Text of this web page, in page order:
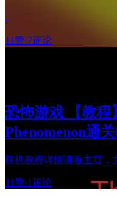
-
11赞·7评论
恐怖游戏 【教程
Phenomenon通
联机教程详情请看主页，
11赞·1评论